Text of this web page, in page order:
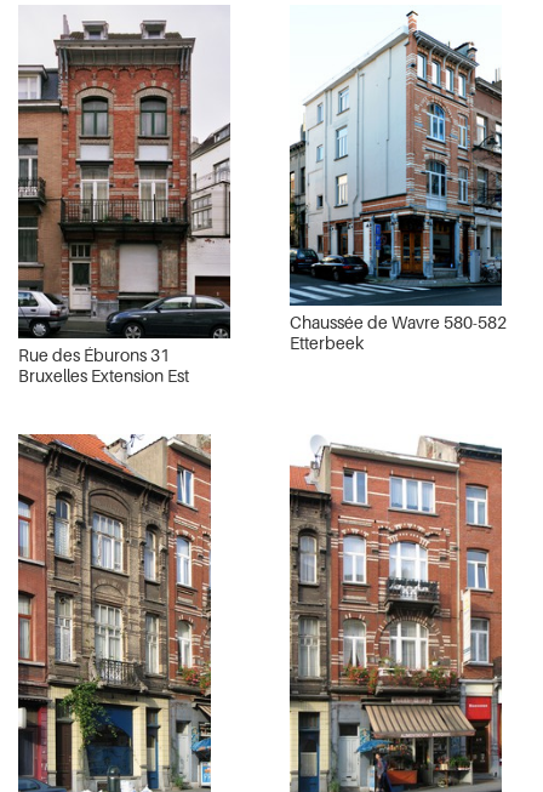
Rue des Éburons 31
Bruxelles Extension Est
Chaussée de Wavre 580-582
Etterbeek